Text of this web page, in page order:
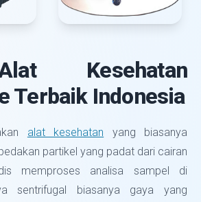
Kesehatan
Terbaik Indonesia
alat kesehatan yang biasanya
partikel yang padat dari cairan
memproses analisa sampel di
sentrifugal biasanya gaya yang